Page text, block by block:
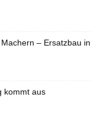
– Ersatzbau in
kommt aus